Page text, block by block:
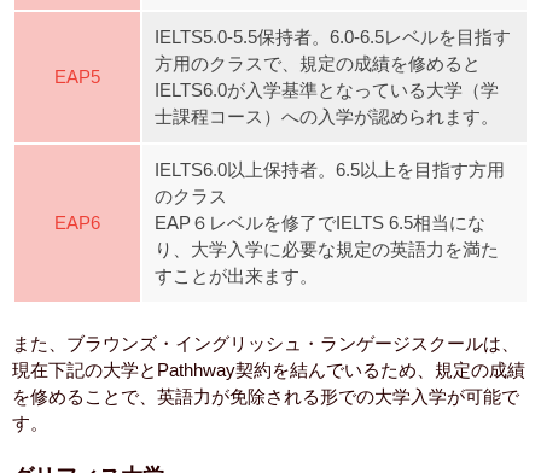
EAP5
IELTS5.0-5.5保持者。6.0-6.5レベルを目指す
方用のクラスで、規定の成績を修めると
IELTS6.0が入学基準となっている大学（学
士課程コース）への入学が認められます。
EAP6
IELTS6.0以上保持者。6.5以上を目指す方用
のクラス
EAP６レベルを修了でIELTS 6.5相当にな
り、大学入学に必要な規定の英語力を満た
すことが出来ます。
また、ブラウンズ・イングリッシュ・ランゲージスクールは、
現在下記の大学とPathhway契約を結んでいるため、規定の成績
を修めることで、英語力が免除される形での大学入学が可能で
す。